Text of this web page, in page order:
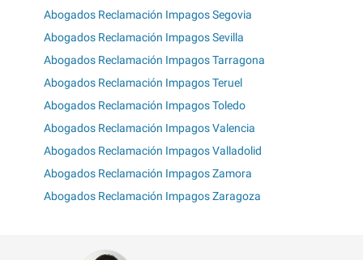
Abogados Reclamación Impagos Segovia
Abogados Reclamación Impagos Sevilla
Abogados Reclamación Impagos Tarragona
Abogados Reclamación Impagos Teruel
Abogados Reclamación Impagos Toledo
Abogados Reclamación Impagos Valencia
Abogados Reclamación Impagos Valladolid
Abogados Reclamación Impagos Zamora
Abogados Reclamación Impagos Zaragoza